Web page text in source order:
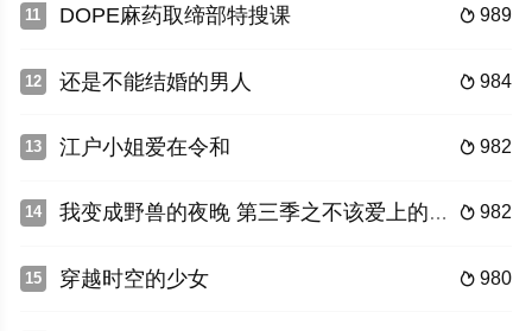
11  989
DOPE麻药取缔部特搜课
12  984
还是不能结婚的男人
13  982
江户小姐爱在令和
14  982
我变成野兽的夜晚 第三季之不该爱上的对象
15  980
穿越时空的少女